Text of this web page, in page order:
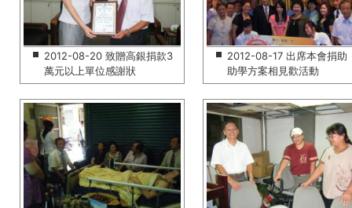
2012-08-20 致贈高銀捐款3
萬元以上單位感謝狀
2012-08-17 出席本會捐助
助學方案相見歡活動